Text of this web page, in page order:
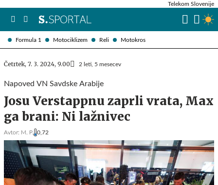
Formula 1 Motociklizem Reli Motokros
Telekom Slovenije
Četrtek, 7. 3. 2024, 9.00 2 leti, 5 mesecev
Napoved VN Savdske Arabije
Josu Verstappnu zaprli vrata, Max
ga brani: Ni lažnivec
Avtor: M. P. 0,72